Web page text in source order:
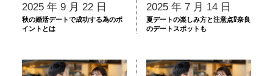
2025 年 9 月 22 日
秋の婚活デートで成功する為のポ
イントとは
2025 年 7 月 14 日
夏デートの楽しみ方と注意点⁉奈良
のデートスポットも